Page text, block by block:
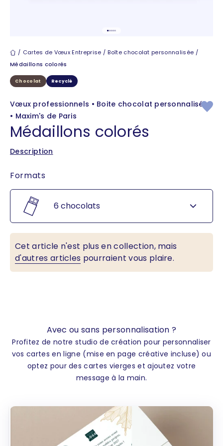
Cartes de vœux
Cartes de Vœux Entreprise
Boîte chocolat personnalisée
Médaillons colorés
Chocolat Recyclé
Vœux professionnels • Boite chocolat personnalisée
• Maxim's de Paris
Médaillons colorés
Description
Formats
6 chocolats
Cet article n'est plus en collection, mais
d'autres articles pourraient vous plaire.
Avec ou sans personnalisation ?
Profitez de notre studio de création pour personnaliser
vos cartes en ligne (mise en page créative incluse) ou
optez pour des cartes vierges et ajoutez votre
message à la main.